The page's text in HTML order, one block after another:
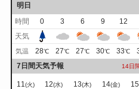
明日
時間
0 3 6 9 12
天気
気温 28℃ 27℃ 27℃ 30℃ 33℃
7日間天気予報 14日
11(火) 12(水) 13(木) 14(金) 15